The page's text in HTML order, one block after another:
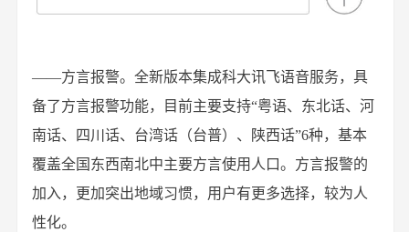
——方言报警。全新版本集成科大讯飞语音服务，具
备了方言报警功能，目前主要支持“粤语、东北话、河
南话、四川话、台湾话（台普）、陕西话”6种，基本
覆盖全国东西南北中主要方言使用人口。方言报警的
加入，更加突出地域习惯，用户有更多选择，较为人
性化。